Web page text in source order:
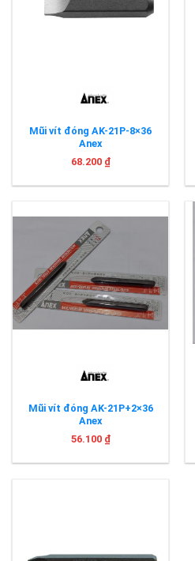
Mũi vít đóng AK-21P-8×36
Anex
68.200 ₫
Mũi vít đóng AK-21P+2×36
Anex
56.100 ₫